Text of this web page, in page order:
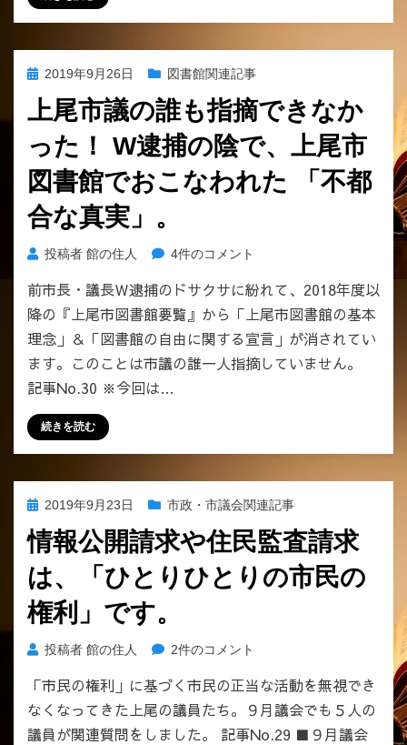
投
日:
2019年9月26日 図書館関連記事
上尾市議の誰も指摘できなか
った！ W逮捕の陰で、上尾市
図書館でおこなわれた 「不都
合な真実」。
投稿者 館の住人
上
市
議
の
も
指
き
っ
た！
W
逮
捕
で、
尾
市
図
4件のコメント
前市長・議長Ｗ逮捕のドサクサに紛れて、2018年度以
降の『上尾市図書館要覧』から「上尾市図書館の基本
理念」＆「図書館の自由に関する宣言」が消されてい
ます。このことは市議の誰一人指摘していません。
記事No.30 ※今回は…
続きを読む
投
日:
2019年9月23日 市政・市議会関連記事
情報公開請求や住民監査請求
は、「ひとりひとりの市民の
権利」です。
投稿者 館の住人
情
公
開
請
2件のコメント
「市民の権利」に基づく市民の正当な活動を無視でき
なくなってきた上尾の議員たち。９月議会でも５人の
議員が関連質問をしました。 記事No.29 ■９月議会